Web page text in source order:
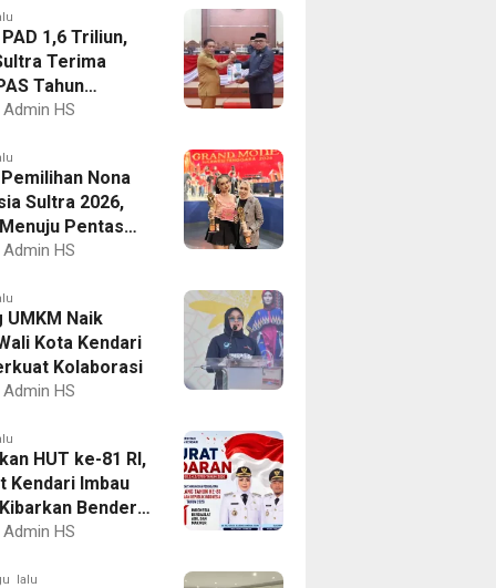
1,6 Triliun,
Terima
Tahun
2027
Admin HS
Nona
Sultra 2026,
Pentas
Admin HS
UMKM Naik
Kota Kendari
Kolaborasi
Admin HS
HUT ke-81 RI,
Kendari Imbau
Bendera
dan Gelar
Admin HS
lalu